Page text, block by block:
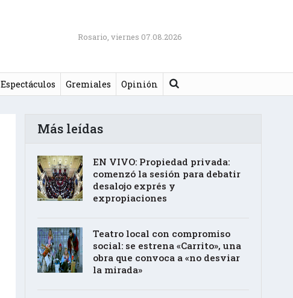
Rosario, viernes 07.08.2026
Espectáculos Gremiales Opinión Buscar
Más leídas
EN VIVO: Propiedad privada:
comenzó la sesión para debatir
desalojo exprés y
expropiaciones
Teatro local con compromiso
social: se estrena «Carrito», una
obra que convoca a «no desviar
la mirada»